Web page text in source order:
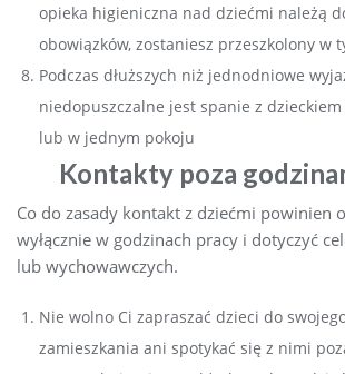
opieka higieniczna nad dziećmi należą
obowiązków, zostaniesz przeszkolony w
Podczas dłuższych niż jednodniowe
niedopuszczalne jest spanie z dzieckiem
lub w jednym pokoju
Kontakty poza
Co do zasady kontakt z dziećmi powinien
wyłącznie w godzinach pracy i dotyczyć
lub wychowawczych.
Nie wolno Ci zapraszać dzieci do
zamieszkania ani spotykać się z nimi